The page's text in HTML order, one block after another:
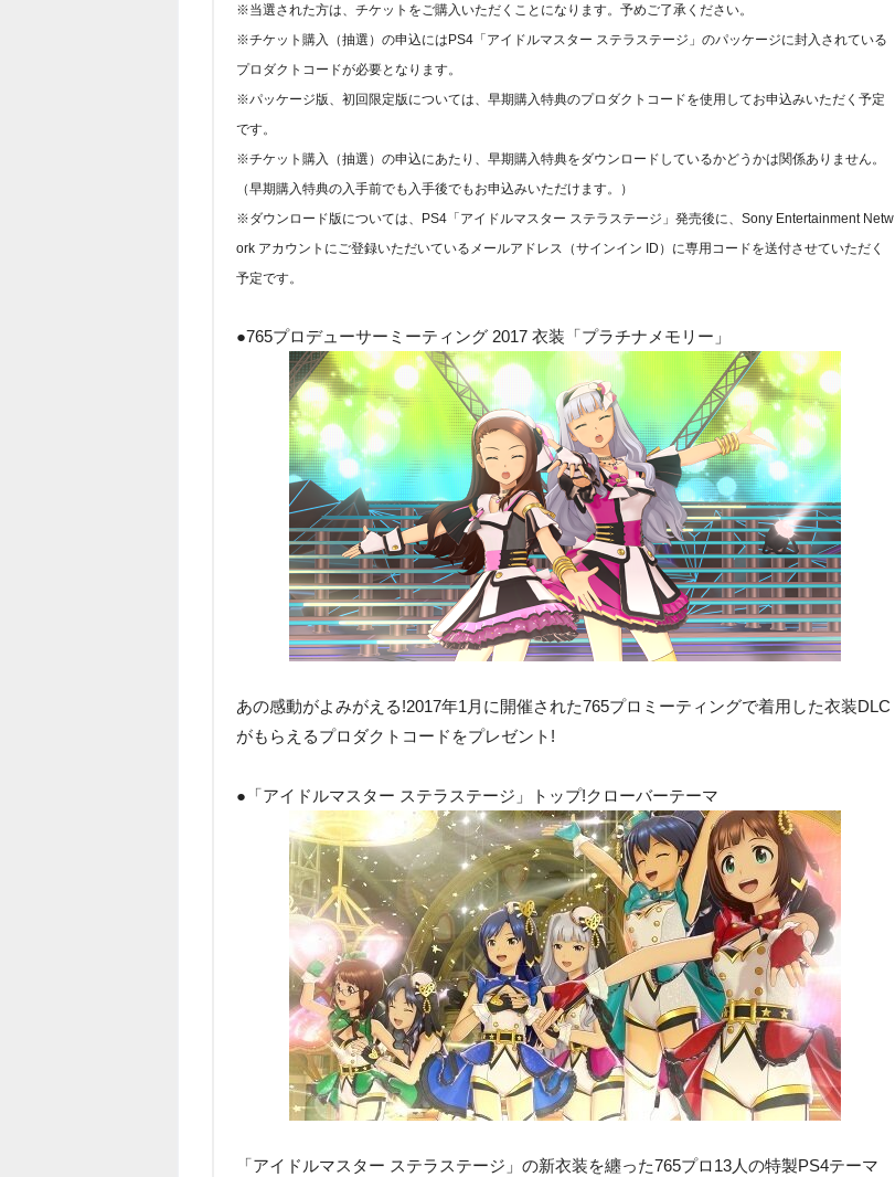
※当選された方は、チケットをご購入いただくことになります。予めご了承ください。
※チケット購入（抽選）の申込にはPS4「アイドルマスター ステラステージ」のパッケージに封入されている
プロダクトコードが必要となります。
※パッケージ版、初回限定版については、早期購入特典のプロダクトコードを使用してお申込みいただく予定
です。
※チケット購入（抽選）の申込にあたり、早期購入特典をダウンロードしているかどうかは関係ありません。
（早期購入特典の入手前でも入手後でもお申込みいただけます。）
※ダウンロード版については、PS4「アイドルマスター ステラステージ」発売後に、Sony Entertainment Netw
ork アカウントにご登録いただいているメールアドレス（サインイン ID）に専用コードを送付させていただく
予定です。
●765プロデューサーミーティング 2017 衣装「プラチナメモリー」
あの感動がよみがえる!2017年1月に開催された765プロミーティングで着用した衣装DLC
がもらえるプロダクトコードをプレゼント!
●「アイドルマスター ステラステージ」トップ!クローバーテーマ
「アイドルマスター ステラステージ」の新衣装を纏った765プロ13人の特製PS4テーマ